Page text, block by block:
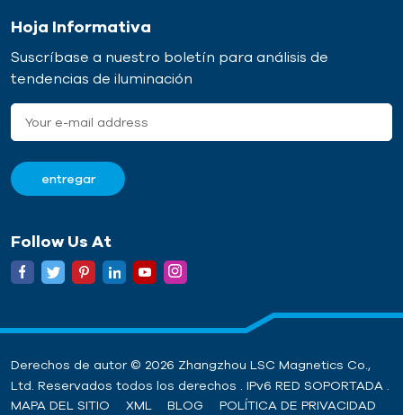
Hoja Informativa
Suscríbase a nuestro boletín para análisis de
tendencias de iluminación
Follow Us At
Derechos de autor © 2026 Zhangzhou LSC Magnetics Co.,
Ltd. Reservados todos los derechos . IPv6 RED SOPORTADA .
MAPA DEL SITIO
XML BLOG POLÍTICA DE PRIVACIDAD